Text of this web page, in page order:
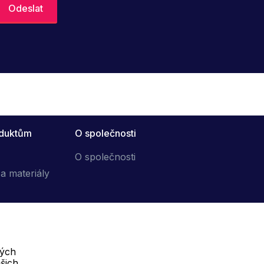
materiály
O společnosti
O společnosti